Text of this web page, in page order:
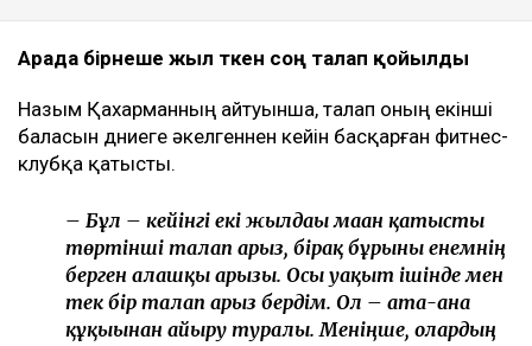
Арада бірнеше жыл өткен соң талап қойылды
Назым Қахарманның айтуынша, талап оның екінші
баласын дүниеге әкелгеннен кейін басқарған фитнес-
клубқа қатысты.
– Бұл – кейінгі екі жылдағы маған қатысты
төртінші талап арыз, бірақ бұрынғы енемнің
берген алғашқы арызы. Осы уақыт ішінде мен
тек бір талап арыз бердім. Ол – ата-ана
құқығынан айыру туралы. Меніңше, олардың